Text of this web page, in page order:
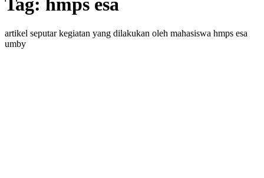
Tag: hmps esa
artikel seputar kegiatan yang dilakukan oleh mahasiswa hmps esa
umby